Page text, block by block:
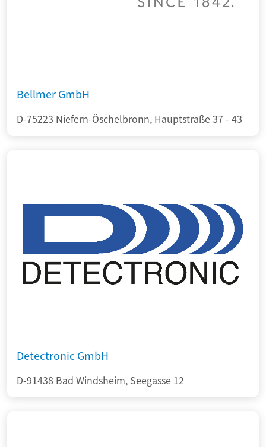
Bellmer GmbH
D-75223 Niefern-Öschelbronn, Hauptstraße 37 - 43
Detectronic GmbH
D-91438 Bad Windsheim, Seegasse 12